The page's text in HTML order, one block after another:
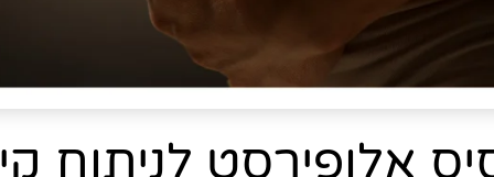
אלופירסט לניתוח